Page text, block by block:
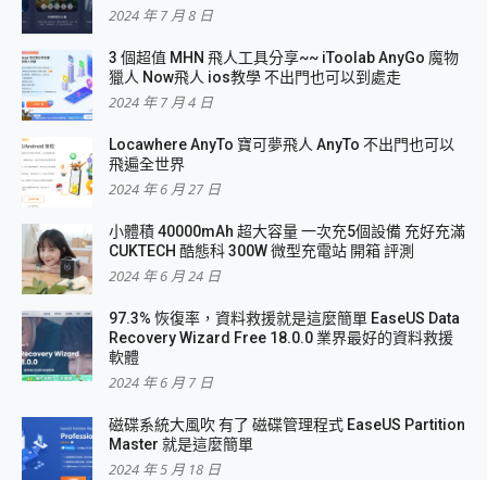
2024 年 7 月 8 日
3 個超值 MHN 飛人工具分享~~ iToolab AnyGo 魔物
獵人 Now飛人 ios教學 不出門也可以到處走
2024 年 7 月 4 日
Locawhere AnyTo 寶可夢飛人 AnyTo 不出門也可以
飛遍全世界
2024 年 6 月 27 日
小體積 40000mAh 超大容量 一次充5個設備 充好充滿
CUKTECH 酷態科 300W 微型充電站 開箱 評測
2024 年 6 月 24 日
97.3% 恢復率，資料救援就是這麼簡單 EaseUS Data
Recovery Wizard Free 18.0.0 業界最好的資料救援
軟體
2024 年 6 月 7 日
磁碟系統大風吹 有了 磁碟管理程式 EaseUS Partition
Master 就是這麼簡單
2024 年 5 月 18 日